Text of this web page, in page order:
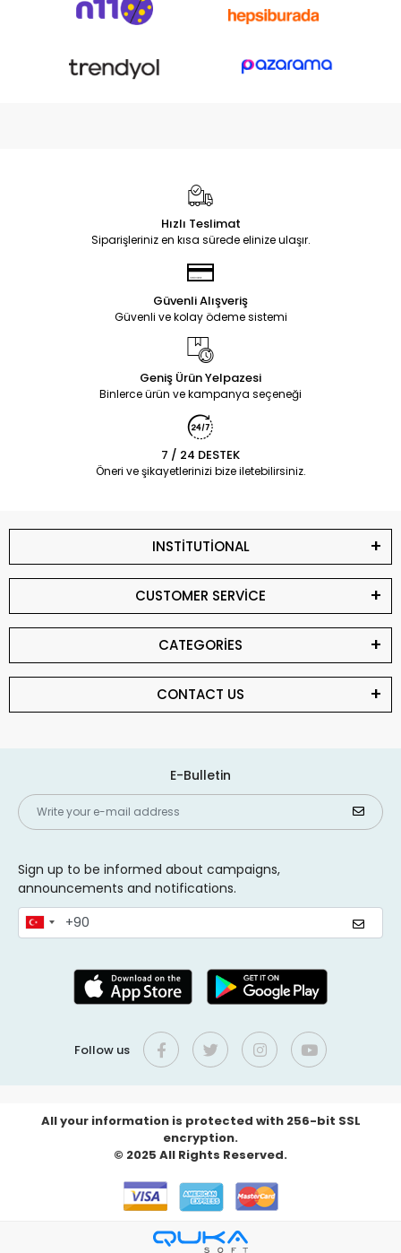
Hızlı Teslimat
Siparişleriniz en kısa sürede elinize ulaşır.
Güvenli Alışveriş
Güvenli ve kolay ödeme sistemi
Geniş Ürün Yelpazesi
Binlerce ürün ve kampanya seçeneği
7 / 24 DESTEK
Öneri ve şikayetlerinizi bize iletebilirsiniz.
INSTİTUTİONAL
CUSTOMER SERVİCE
CATEGORİES
CONTACT US
E-Bulletin
Sign up to be informed about campaigns,
announcements and notifications.
Follow us
All your information is protected with 256-bit SSL
encryption.
© 2025 All Rights Reserved.